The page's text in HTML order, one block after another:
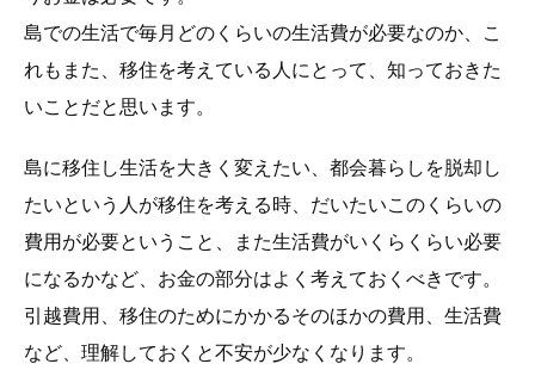
島での生活で毎月どのくらいの生活費が必要なのか、こ
れもまた、移住を考えている人にとって、知っておきた
いことだと思います。
島に移住し生活を大きく変えたい、都会暮らしを脱却し
たいという人が移住を考える時、だいたいこのくらいの
費用が必要ということ、また生活費がいくらくらい必要
になるかなど、お金の部分はよく考えておくべきです。
引越費用、移住のためにかかるそのほかの費用、生活費
など、理解しておくと不安が少なくなります。